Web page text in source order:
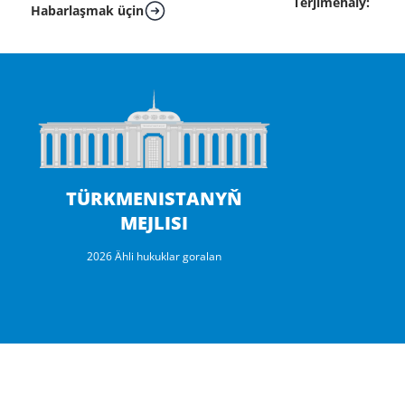
Habarlaşmak üçin
TÜRKMENISTANYŇ
MEJLISI
2026 Ähli hukuklar goralan